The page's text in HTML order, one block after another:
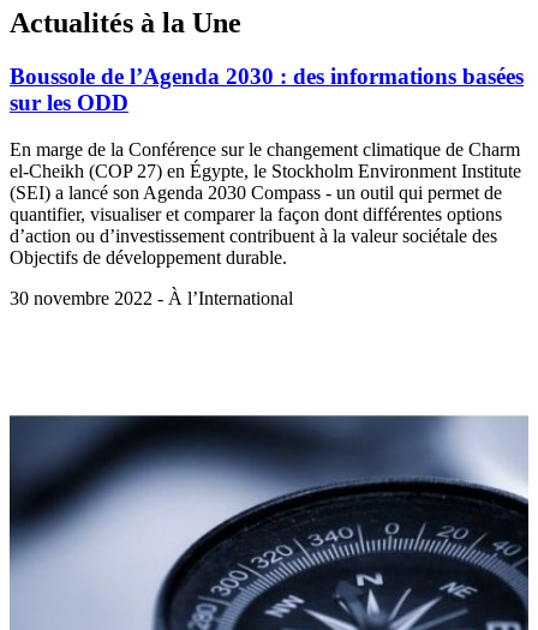
Actualités à la Une
Boussole de l’Agenda 2030 : des informations basées
sur les ODD
En marge de la Conférence sur le changement climatique de Charm
el-Cheikh (COP 27) en Égypte, le Stockholm Environment Institute
(SEI) a lancé son Agenda 2030 Compass - un outil qui permet de
quantifier, visualiser et comparer la façon dont différentes options
d’action ou d’investissement contribuent à la valeur sociétale des
Objectifs de développement durable.
30 novembre 2022 - À l’International